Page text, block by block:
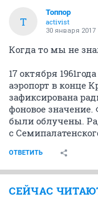
Т
Топпор
activist
30 января 2017
Когда то мы не
17 октября
аэропорт в конце
зафиксирована
фоновое
были облучены.
с
ОТВЕТИТЬ
СЕЙЧАС